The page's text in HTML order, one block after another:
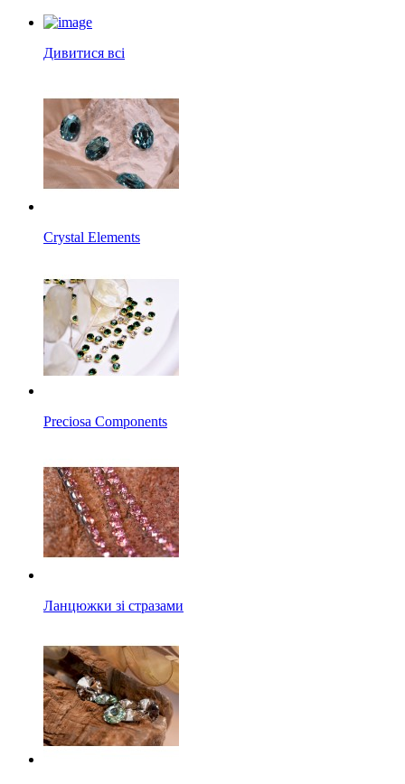
Дивитися всі
Crystal Elements
Preciosa Components
Ланцюжки зі стразами